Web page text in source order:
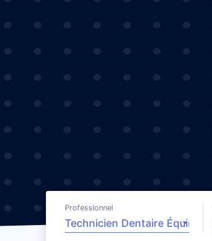
Professionnel